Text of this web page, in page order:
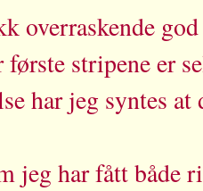
overraskende
første stripene er
har jeg syntes
jeg har fått både